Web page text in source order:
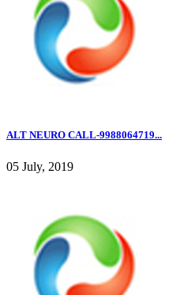
ALT NEURO CALL-9988064719...
05 July, 2019